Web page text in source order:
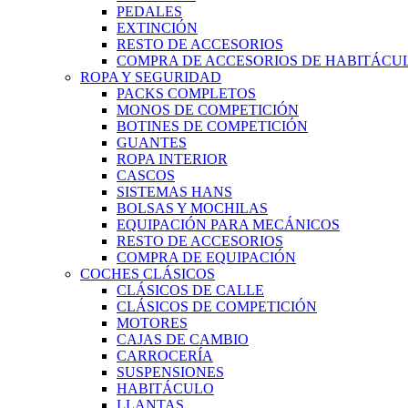
PEDALES
EXTINCIÓN
RESTO DE ACCESORIOS
COMPRA DE ACCESORIOS DE
ROPA Y SEGURIDAD
PACKS COMPLETOS
MONOS DE COMPETICIÓN
BOTINES DE COMPETICIÓN
GUANTES
ROPA INTERIOR
CASCOS
SISTEMAS HANS
BOLSAS Y MOCHILAS
EQUIPACIÓN PARA MECÁNICOS
RESTO DE ACCESORIOS
COMPRA DE EQUIPACIÓN
COCHES CLÁSICOS
CLÁSICOS DE CALLE
CLÁSICOS DE COMPETICIÓN
MOTORES
CAJAS DE CAMBIO
CARROCERÍA
SUSPENSIONES
HABITÁCULO
LLANTAS